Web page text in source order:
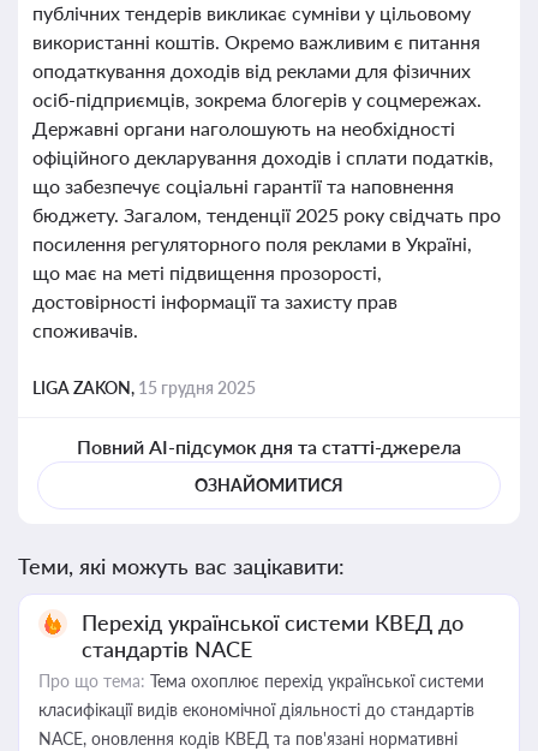
публічних тендерів викликає сумніви у цільовому
використанні коштів. Окремо важливим є питання
оподаткування доходів від реклами для фізичних
осіб-підприємців, зокрема блогерів у соцмережах.
Державні органи наголошують на необхідності
офіційного декларування доходів і сплати податків,
що забезпечує соціальні гарантії та наповнення
бюджету. Загалом, тенденції 2025 року свідчать про
посилення регуляторного поля реклами в Україні,
що має на меті підвищення прозорості,
достовірності інформації та захисту прав
споживачів.
LIGA ZAKON, 15 грудня 2025
Повний AI-підсумок дня та статті-джерела
ОЗНАЙОМИТИСЯ
Теми, які можуть вас зацікавити:
Перехід української системи КВЕД до
стандартів NACE
Про що тема: Тема охоплює перехід української системи
класифікації видів економічної діяльності до стандартів
NACE, оновлення кодів КВЕД та пов'язані нормативні